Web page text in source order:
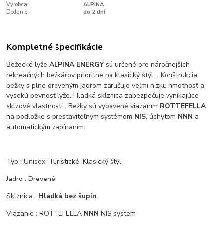
Výrobca:
ALPINA
Dodanie:
do 2 dní
Kompletné špecifikácie
Bežecké lyžeALPINA ENERGYsú určené pre náročnejších
rekreačných bežkárov prioritne na klasický štýl . Konštrukcia
bežky s plne dreveným jadrom zaručuje veľmi nízku hmotnosť a
vysokú pevnosť lyže. Hladká sklznica zabezpečuje vynikajúce
sklzové vlastnosti . Bežky sú vybavené viazaním ROTTEFELLA
na podložke s prestaviteľným systémom NIS, úchytom NNN a
automatickým zapínaním.
Typ : Unisex, Turistické, Klasický štýl
Jadro : Drevené
Sklznica : Hladká bez šupín
Viazanie : ROTTEFELLA NNN NIS system